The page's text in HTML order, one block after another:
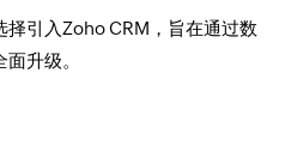
择引入Zoho CRM，旨在通过数
升级。